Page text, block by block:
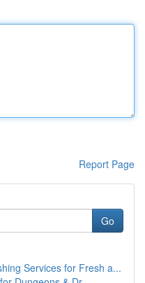
Report Page
Go
Services for Fresh a...